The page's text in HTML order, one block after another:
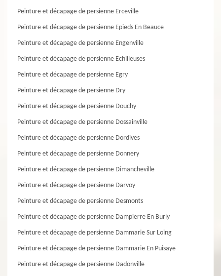
Peinture et décapage de persienne Erceville
Peinture et décapage de persienne Epieds En Beauce
Peinture et décapage de persienne Engenville
Peinture et décapage de persienne Echilleuses
Peinture et décapage de persienne Egry
Peinture et décapage de persienne Dry
Peinture et décapage de persienne Douchy
Peinture et décapage de persienne Dossainville
Peinture et décapage de persienne Dordives
Peinture et décapage de persienne Donnery
Peinture et décapage de persienne Dimancheville
Peinture et décapage de persienne Darvoy
Peinture et décapage de persienne Desmonts
Peinture et décapage de persienne Dampierre En Burly
Peinture et décapage de persienne Dammarie Sur Loing
Peinture et décapage de persienne Dammarie En Puisaye
Peinture et décapage de persienne Dadonville